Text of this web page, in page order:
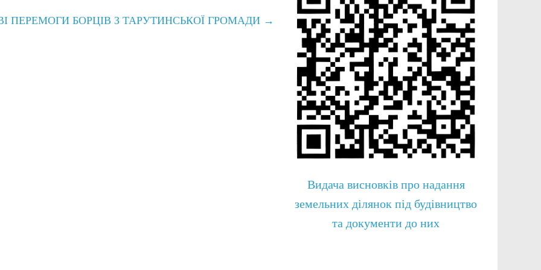
ПЕРЕМОГИ БОРЦІВ З ТАРУТИНСЬКОЇ ГРОМАДИ →
Видача висновків про надання
земельних ділянок під будівництво
та документи до них